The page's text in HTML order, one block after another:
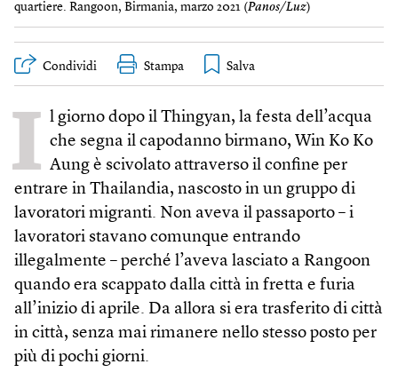
quartiere. Rangoon, Birmania, marzo 2021 (Panos/Luz)
Condividi Stampa
I l giorno dopo il Thingyan, la festa dell’acqua
che segna il capodanno birmano, Win Ko Ko
Aung è scivolato attraverso il confine per
entrare in Thailandia, nascosto in un gruppo di
lavoratori migranti. Non aveva il passaporto – i
lavoratori stavano comunque entrando
illegalmente – perché l’aveva lasciato a Rangoon
quando era scappato dalla città in fretta e furia
all’inizio di aprile. Da allora si era trasferito di città
in città, senza mai rimanere nello stesso posto per
più di pochi giorni.